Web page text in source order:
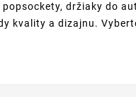
držiaky do
kvality a dizajnu.